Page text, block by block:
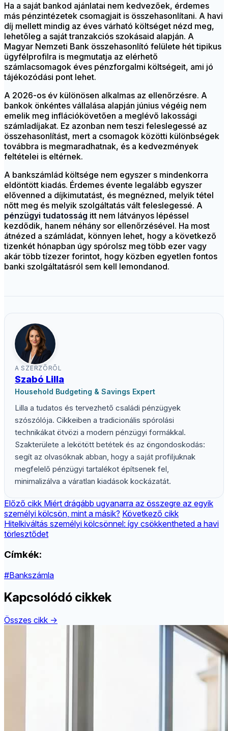
Ha a saját bankod ajánlatai nem kedvezőek, érdemes
más pénzintézetek csomagjait is összehasonlítani. A havi
díj mellett mindig az éves várható költséget nézd meg,
lehetőleg a saját tranzakciós szokásaid alapján. A
Magyar Nemzeti Bank összehasonlító felülete hét tipikus
ügyfélprofilra is megmutatja az elérhető
számlacsomagok éves pénzforgalmi költségeit, ami jó
tájékozódási pont lehet.
A 2026-os év különösen alkalmas az ellenőrzésre. A
bankok önkéntes vállalása alapján június végéig nem
emelik meg inflációkövetően a meglévő lakossági
számladíjakat. Ez azonban nem teszi feleslegessé az
összehasonlítást, mert a csomagok közötti különbségek
továbbra is megmaradhatnak, és a kedvezmények
feltételei is eltérnek.
A bankszámlád költsége nem egyszer s mindenkorra
eldöntött kiadás. Érdemes évente legalább egyszer
elővenned a díjkimutatást, és megnézned, melyik tétel
nőtt meg és melyik szolgáltatás vált feleslegessé. A
pénzügyi tudatosság itt nem látványos lépéssel
kezdődik, hanem néhány sor ellenőrzésével. Ha most
átnézed a számládat, könnyen lehet, hogy a következő
tizenkét hónapban úgy spórolsz meg több ezer vagy
akár több tízezer forintot, hogy közben egyetlen fontos
banki szolgáltatásról sem kell lemondanod.
A SZERZŐRŐL
Szabó Lilla
Household Budgeting & Savings Expert
Lilla a tudatos és tervezhető családi pénzügyek
szószólója. Cikkeiben a tradicionális spórolási
technikákat ötvözi a modern pénzügyi formákkal.
Szakterülete a lekötött betétek és az öngondoskodás:
segít az olvasóknak abban, hogy a saját profiljuknak
megfelelő pénzügyi tartalékot építsenek fel,
minimalizálva a váratlan kiadások kockázatát.
Előző cikk Miért drágább ugyanarra az összegre az egyik
személyi kölcsön, mint a másik? Következő cikk
Hitelkiváltás személyi kölcsönnel: így csökkentheted a havi
törlesztődet
Címkék:
#Bankszámla
Kapcsolódó cikkek
Összes cikk →